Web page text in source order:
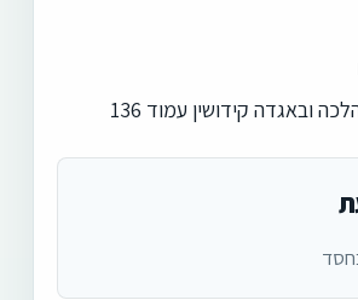
ובאגדה קידושין עמוד 136